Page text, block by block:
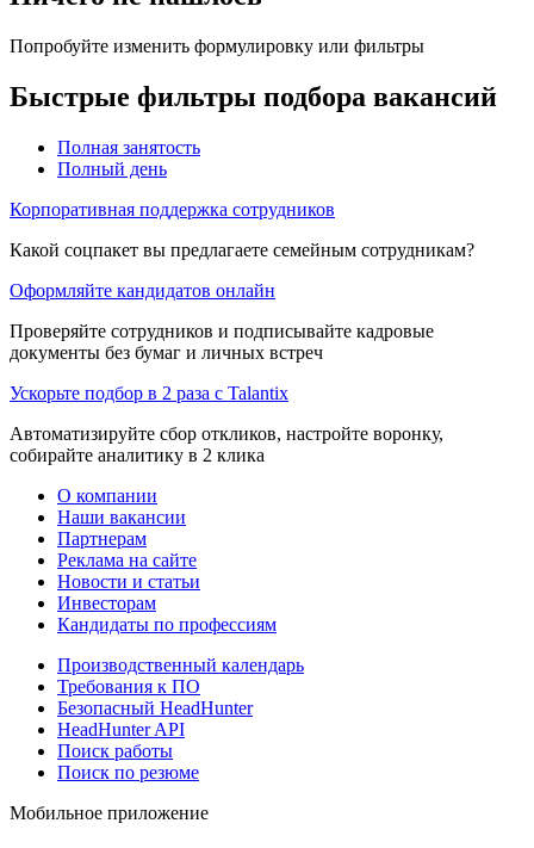
Попробуйте изменить формулировку или фильтры
Быстрые фильтры подбора вакансий
Полная занятость
Полный день
Корпоративная поддержка сотрудников
Какой соцпакет вы предлагаете семейным сотрудникам?
Оформляйте кандидатов онлайн
Проверяйте сотрудников и подписывайте кадровые
документы без бумаг и личных встреч
Ускорьте подбор в 2 раза с Talantix
Автоматизируйте сбор откликов, настройте воронку,
собирайте аналитику в 2 клика
О компании
Наши вакансии
Партнерам
Реклама на сайте
Новости и статьи
Инвесторам
Кандидаты по профессиям
Производственный календарь
Требования к ПО
Безопасный HeadHunter
HeadHunter API
Поиск работы
Поиск по резюме
Мобильное приложение